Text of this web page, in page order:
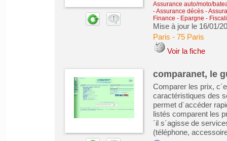
Assurance auto/moto/
- Assurance décès-
Finance - Epargne -
Mise à jour le 16/01/
Paris - 75 Paris
Voir la fiche
comparanet, le
Comparer les prix,
caractéristiques des
permet d´accéder
listés comparent les
´il s´agisse de
(téléphone,